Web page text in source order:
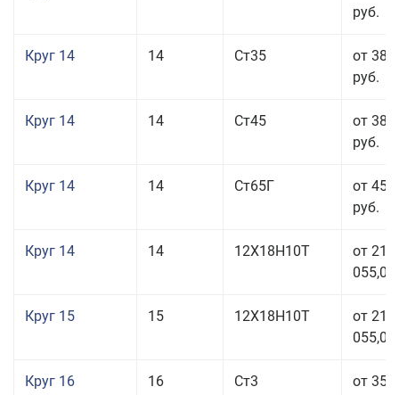
руб.
Круг 14 14 Ст35
от 38
руб.
Круг 14 14 Ст45
от 38
руб.
Круг 14 14 Ст65Г
от 45
руб.
Круг 14 14 12Х18Н10Т
от 211
055,00
Круг 15 15 12Х18Н10Т
от 211
055,00
Круг 16 16 Ст3
от 35